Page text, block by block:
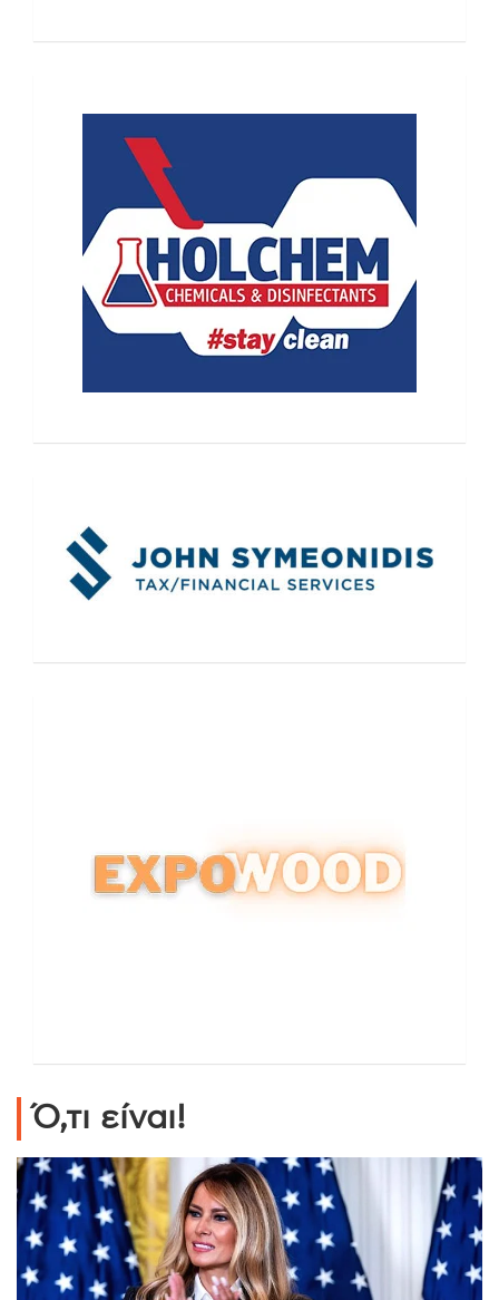
Ό,τι είναι!